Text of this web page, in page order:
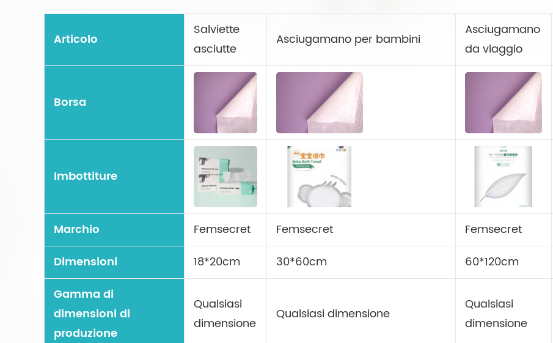
Articolo
Salviette
asciutte
Asciugamano per bambini
Asciugamano
da viaggio
Borsa
Imbottiture
Marchio Femsecret Femsecret Femsecret
Dimensioni
18*20cm 30*60cm 60*120cm
Gamma di
dimensioni di
produzione
Qualsiasi
dimensione
Qualsiasi dimensione
Qualsiasi
dimensione